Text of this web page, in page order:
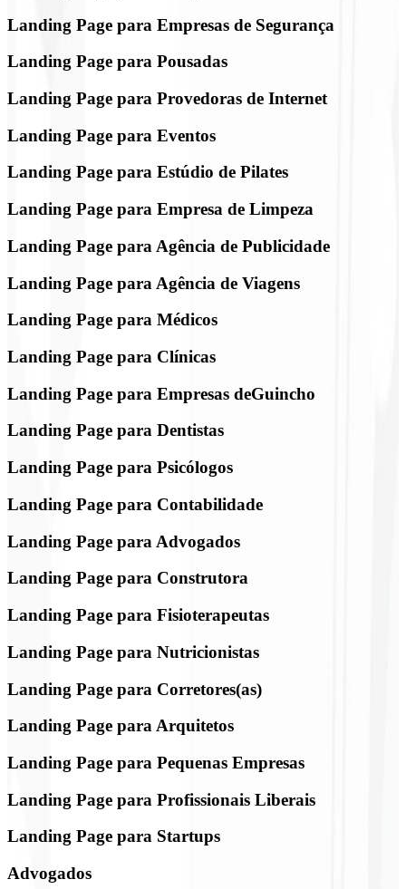
Landing Page para Empresas de Segurança
Landing Page para Pousadas
Landing Page para Provedoras de Internet
Landing Page para Eventos
Landing Page para Estúdio de Pilates
Landing Page para Empresa de Limpeza
Landing Page para Agência de Publicidade
Landing Page para Agência de Viagens
Landing Page para Médicos
Landing Page para Clínicas
Landing Page para Empresas deGuincho
Landing Page para Dentistas
Landing Page para Psicólogos
Landing Page para Contabilidade
Landing Page para Advogados
Landing Page para Construtora
Landing Page para Fisioterapeutas
Landing Page para Nutricionistas
Landing Page para Corretores(as)
Landing Page para Arquitetos
Landing Page para Pequenas Empresas
Landing Page para Profissionais Liberais
Landing Page para Startups
Advogados